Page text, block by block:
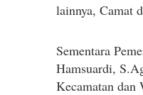
lainnya, Camat
Sementara
Hamsuardi,
Kecamatan dan